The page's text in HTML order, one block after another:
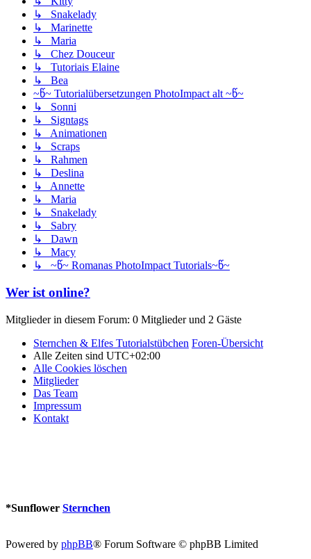
↳ Snakelady
↳ Marinette
↳ Maria
↳ Chez Douceur
↳ Tutoriais Elaine
↳ Bea
~წ~ Tutorialübersetzungen PhotoImpact alt ~წ~
↳ Sonni
↳ Signtags
↳ Animationen
↳ Scraps
↳ Rahmen
↳ Deslina
↳ Annette
↳ Maria
↳ Snakelady
↳ Sabry
↳ Dawn
↳ Macy
↳ ~წ~ Romanas PhotoImpact Tutorials~წ~
Wer ist online?
Mitglieder in diesem Forum: 0 Mitglieder und 2 Gäste
Sternchen & Elfes Tutorialstübchen Foren-Übersicht
Alle Zeiten sind UTC+02:00
Alle Cookies löschen
Mitglieder
Das Team
Impressum
Kontakt
*Sunflower Sternchen
Powered by phpBB® Forum Software © phpBB Limited